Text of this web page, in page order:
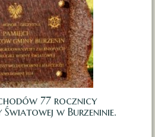
77 rocznicy
w Burzeninie.